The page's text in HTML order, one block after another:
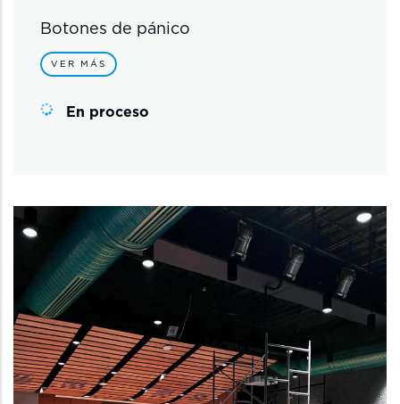
Botones de pánico
VER MÁS
En proceso